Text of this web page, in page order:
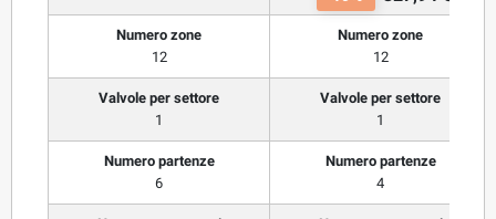
Numero zone
12
Numero zone
12
Valvole per settore
1
Valvole per settore
1
Numero partenze
6
Numero partenze
4